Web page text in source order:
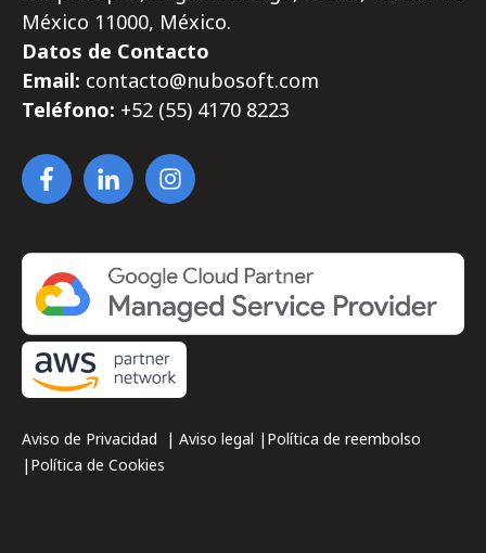
México 11000, México.
Datos de Contacto
Email: contacto@nubosoft.com
Teléfono: +52 (55) 4170 8223
Aviso de Privacidad | Aviso legal | Política de reembolso
| Política de Cookies